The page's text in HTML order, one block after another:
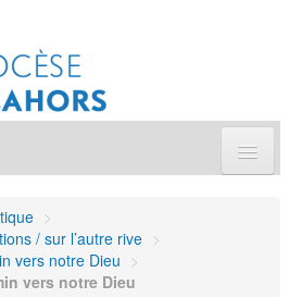
>
/ sur l’autre rive >
vers notre Dieu >
vers notre Dieu